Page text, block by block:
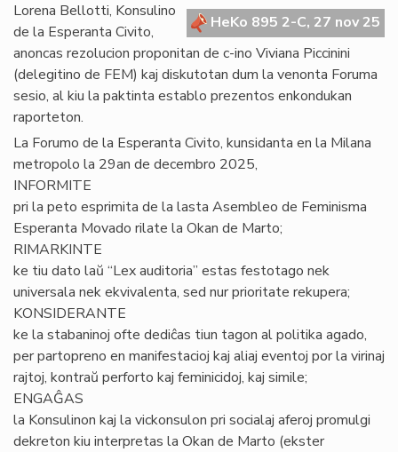
HeKo 895 2-C, 27 nov 25
Lorena Bellotti, Konsulino
de la Esperanta Civito,
anoncas rezolucion proponitan de c-ino Viviana Piccinini
(delegitino de FEM) kaj diskutotan dum la venonta Foruma
sesio, al kiu la paktinta establo prezentos enkondukan
raporteton.
La Forumo de la Esperanta Civito, kunsidanta en la Milana
metropolo la 29an de decembro 2025,
INFORMITE
pri la peto esprimita de la lasta Asembleo de Feminisma
Esperanta Movado rilate la Okan de Marto;
RIMARKINTE
ke tiu dato laŭ “Lex auditoria” estas festotago nek
universala nek ekvivalenta, sed nur prioritate rekupera;
KONSIDERANTE
ke la stabaninoj ofte dediĉas tiun tagon al politika agado,
per partopreno en manifestacioj kaj aliaj eventoj por la virinaj
rajtoj, kontraŭ perforto kaj feminicidoj, kaj simile;
ENGAĜAS
la Konsulinon kaj la vickonsulon pri socialaj aferoj promulgi
dekreton kiu interpretas la Okan de Marto (ekster